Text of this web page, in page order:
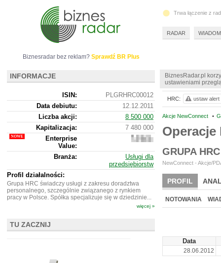
BiznesRadar.pl
ustawieniami
Akcje NewConnect •
Operacje
GRUPA
NewConnect - Akcje/
PROFIL
BR LAB
NOTOWANIA
Data
28.06.2012
HRC: ustaw alert
Biznesradar bez reklam? Sprawdź BR Plus
INFORMACJE
ISIN:
PLGRHRC00012
Data debiutu:
12.12.2011
Liczba akcji:
8 500 000
Kapitalizacja:
7 480 000
Enterprise
Value:
000
Branża:
Usługi dla
przedsiębiorstw
Profil działalności:
Grupa HRC świadczy usługi z zakresu doradztwa
personalnego, szczególnie związanego z rynkiem
pracy w Polsce. Spółka specjalizuje się w dziedzinie...
więcej »
TU ZACZNIJ
Trwa łączenie z
RADAR